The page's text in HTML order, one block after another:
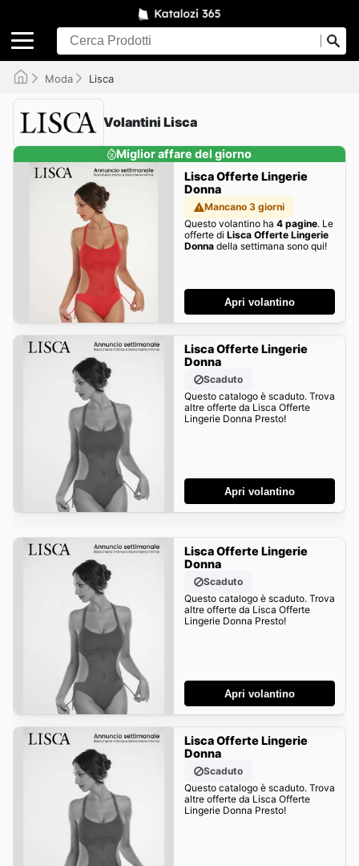
Moda Lisca
Volantini Lisca
Miglior affare del giorno
Lisca Offerte Lingerie
Donna
Mancano 3 giorni
Questo volantino ha 4 pagine. Le
offerte di Lisca Offerte Lingerie
Donnadella settimana sono qui!
Apri volantino
Lisca Offerte Lingerie
Donna
Scaduto
Questo catalogo è scaduto. Trova
altre offerte da Lisca Offerte
Lingerie Donna Presto!
Apri volantino
Lisca Offerte Lingerie
Donna
Scaduto
Questo catalogo è scaduto. Trova
altre offerte da Lisca Offerte
Lingerie Donna Presto!
Apri volantino
Lisca Offerte Lingerie
Donna
Scaduto
Questo catalogo è scaduto. Trova
altre offerte da Lisca Offerte
Lingerie Donna Presto!